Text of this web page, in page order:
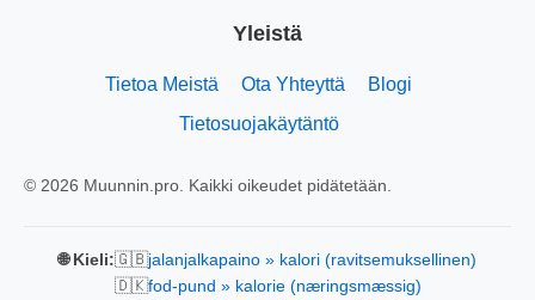
Yleistä
Tietoa Meistä Ota Yhteyttä
Blogi
Tietosuojakäytäntö
© 2026 Muunnin.pro. Kaikki oikeudet pidätetään.
🌐 Kieli:🇬🇧jalanjalkapaino » kalori (ravitsemuksellinen)
🇩🇰fod-pund » kalorie (næringsmæssig)